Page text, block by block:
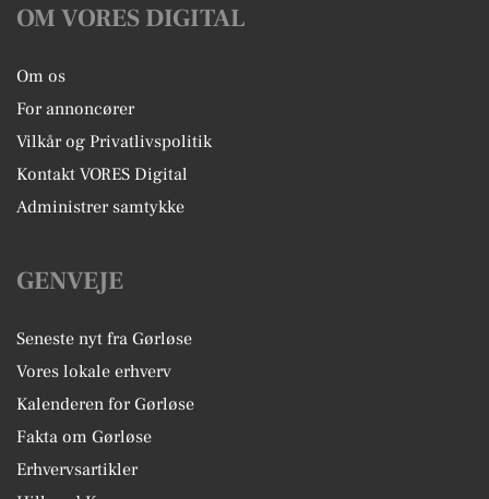
OM VORES DIGITAL
Om os
For annoncører
Vilkår og Privatlivspolitik
Kontakt VORES Digital
Administrer samtykke
GENVEJE
Seneste nyt fra Gørløse
Vores lokale erhverv
Kalenderen for Gørløse
Fakta om Gørløse
Erhvervsartikler